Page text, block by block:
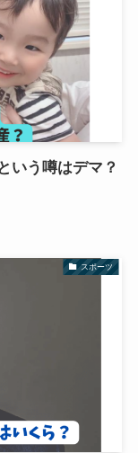
いう噂はデマ？
スポーツ